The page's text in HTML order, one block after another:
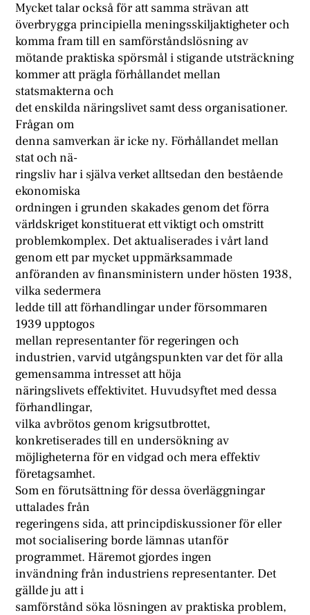
Mycket talar också för att samma strävan att
överbrygga principiella meningsskiljaktigheter och
komma fram till en samförståndslösning av
mötande praktiska spörsmål i stigande utsträckning
kommer att prägla förhållandet mellan
statsmakterna och
det enskilda näringslivet samt dess organisationer.
Frågan om
denna samverkan är icke ny. Förhållandet mellan
stat och nä-
ringsliv har i själva verket alltsedan den bestående
ekonomiska
ordningen i grunden skakades genom det förra
världskriget konstituerat ett viktigt och omstritt
problemkomplex. Det aktualiserades i vårt land
genom ett par mycket uppmärksammade
anföranden av finansministern under hösten 1938,
vilka sedermera
ledde till att förhandlingar under försommaren
1939 upptogos
mellan representanter för regeringen och
industrien, varvid utgångspunkten var det för alla
gemensamma intresset att höja
näringslivets effektivitet. Huvudsyftet med dessa
förhandlingar,
vilka avbrötos genom krigsutbrottet,
konkretiserades till en undersökning av
möjligheterna för en vidgad och mera effektiv
företagsamhet.
Som en förutsättning för dessa överläggningar
uttalades från
regeringens sida, att principdiskussioner för eller
mot socialisering borde lämnas utanför
programmet. Häremot gjordes ingen
invändning från industriens representanter. Det
gällde ju att i
samförstånd söka lösningen av praktiska problem,